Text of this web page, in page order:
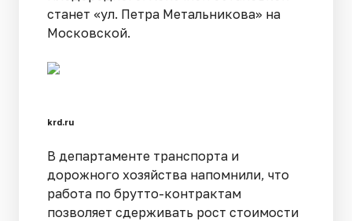
станет «ул. Петра Метальникова» на
Московской.
krd.ru
В департаменте транспорта и
дорожного хозяйства напомнили, что
работа по брутто-контрактам
позволяет сдерживать рост стоимости